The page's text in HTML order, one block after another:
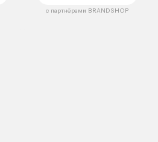
с партнёрами BRANDSHOP